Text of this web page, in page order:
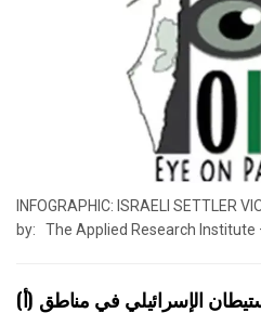
INFOGRAPHIC: ISRAELI SETTLER
by: The Applied Research Institute
الإسرائيلي في مناطق (أ)